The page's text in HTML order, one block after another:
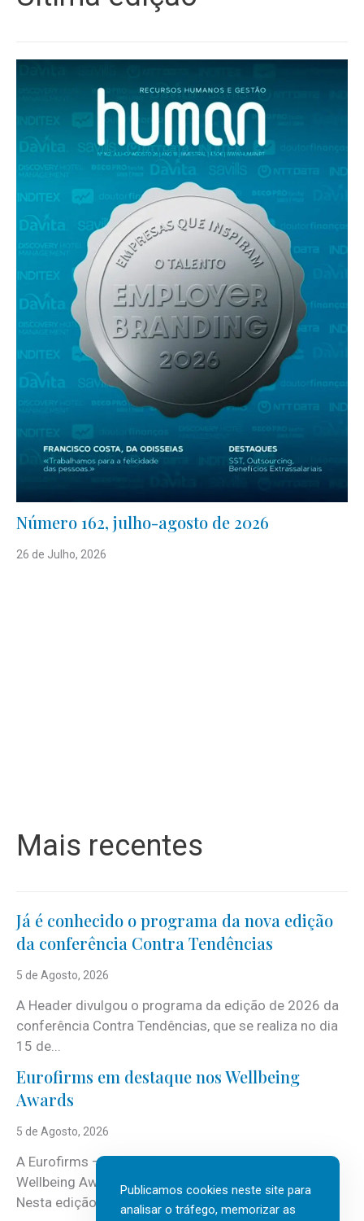
Número 162, julho-agosto de 2026
26 de Julho, 2026
Mais recentes
Já é conhecido o programa da nova edição
da conferência Contra Tendências
5 de Agosto, 2026
A Header divulgou o programa da edição de 2026 da
conferência Contra Tendências, que se realiza no dia
15 de...
Eurofirms em destaque nos Wellbeing
Awards
5 de Agosto, 2026
A Eurofirms – People first está de regresso aos
Wellbeing Awards, integrando o Top Wellbeing 2026.
Nesta edição, a multinacional...
Publicamos cookies neste site para
analisar o tráfego, memorizar as